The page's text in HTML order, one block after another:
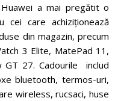
a mai pregătit o
cei care achiziționează
din magazin, precum
3 Elite, MatePad 11,
27. Cadourile includ
bluetooth, termos-uri,
wireless, rucsaci, huse